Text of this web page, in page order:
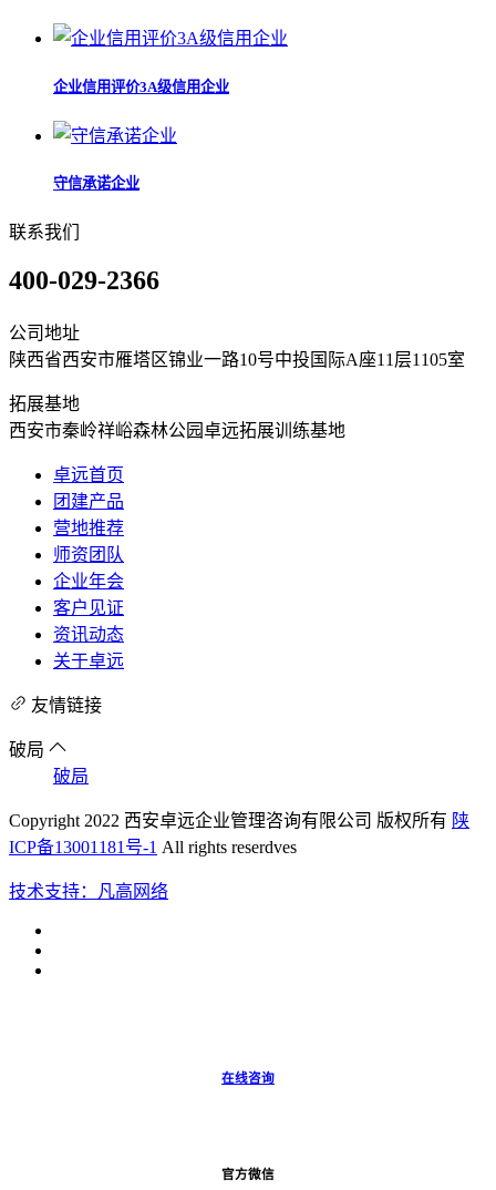
企业信用评价3A级信用企业
守信承诺企业
联系我们
400-029-2366
公司地址
陕西省西安市雁塔区锦业一路10号中投国际A座11层1105室
拓展基地
西安市秦岭祥峪森林公园卓远拓展训练基地
卓远首页
团建产品
营地推荐
师资团队
企业年会
客户见证
资讯动态
关于卓远
友情链接
破局
破局
Copyright 2022 西安卓远企业管理咨询有限公司 版权所有 陕
ICP备13001181号-1 All rights reserdves
技术支持：凡高网络
在线咨询
官方微信